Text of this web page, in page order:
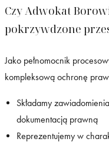
Czy Adwokat
pokrzywdzone
Jako pełnomocnik
kompleksową ochronę
Składamy
dokumentacją prawną
Reprezentujemy w